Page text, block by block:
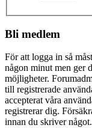
Bli medlem
För att logga in så
någon minut men ger
möjligheter.
till registrerade
accepterat våra
registrerar dig.
innan du skriver något.